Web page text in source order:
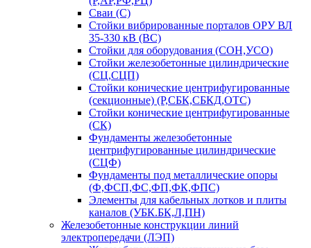
Сваи (С)
Стойки вибрированные порталов ОРУ ВЛ
35-330 кВ (ВС)
Стойки для оборудования (СОН,УСО)
Стойки железобетонные цилиндрические
(СЦ,СЦП)
Стойки конические центрифугированные
(секционные) (Р,СБК,СБКД,ОТС)
Стойки конические центрифугированные
(СК)
Фундаменты железобетонные
центрифугированные цилиндрические
(СЦФ)
Фундаменты под металлические опоры
(Ф,ФСП,ФС,ФП,ФК,ФПС)
Элементы для кабельных лотков и плиты
каналов (УБК.БК,Л,ПН)
Железобетонные конструкции линий
электропередачи (ЛЭП)